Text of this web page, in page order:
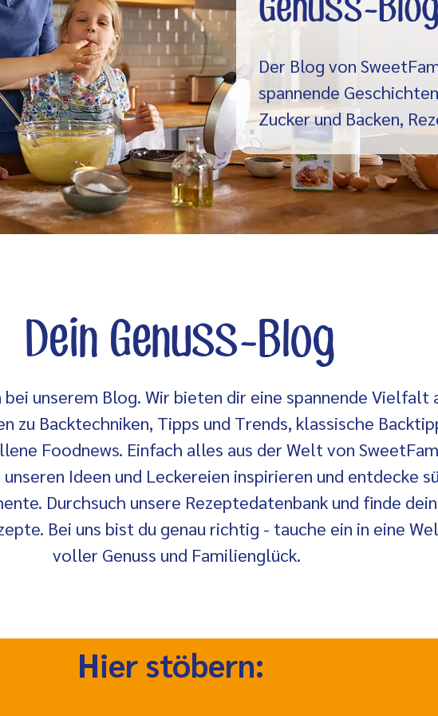
Genuss-Blog
Der Blog von
spannende
Zucker und Backen,
Dein Genuss-Blog
unserem Blog. Wir bieten dir eine spannende Vielfalt
zu Backtechniken, Tipps und Trends, klassische
Foodnews. Einfach alles aus der Welt von
Ideen und Leckereien inspirieren und entdecke
Durchsuch unsere Rezeptedatenbank und finde
Bei uns bist du genau richtig - tauche ein in eine
voller Genuss und Familienglück.
Hier stöbern: